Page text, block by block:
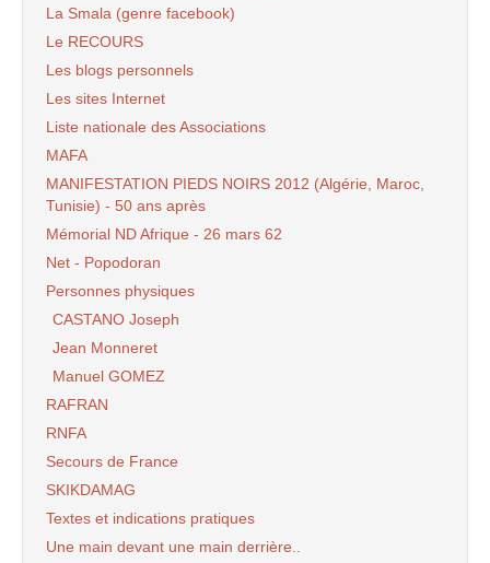
La Smala (genre facebook)
Le RECOURS
Les blogs personnels
Les sites Internet
Liste nationale des Associations
MAFA
MANIFESTATION PIEDS NOIRS 2012 (Algérie, Maroc,
Tunisie) - 50 ans après
Mémorial ND Afrique - 26 mars 62
Net - Popodoran
Personnes physiques
CASTANO Joseph
Jean Monneret
Manuel GOMEZ
RAFRAN
RNFA
Secours de France
SKIKDAMAG
Textes et indications pratiques
Une main devant une main derrière..